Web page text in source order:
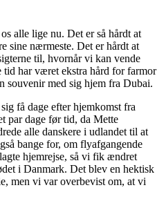
alle lige nu. Det er så hårdt at
sine nærmeste. Det er hårdt at
til, hvornår vi kan vende
tid har været ekstra hård for farmor
souvenir med sig hjem fra Dubai.
få dage efter hjemkomst fra
par dage før tid, da Mette
alle danskere i udlandet til at
bange for, om flyafgangende
hjemrejse, så vi fik ændret
i Danmark. Det blev en hektisk
men vi var overbevist om, at vi